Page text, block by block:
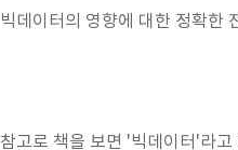
빅데이터의 영향에 대한 정확한
참고로 책을 보면 '빅데이터'라